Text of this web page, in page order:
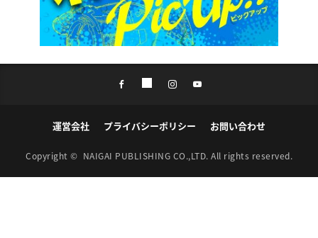
運営会社 プライバシーポリシー お問い合わせ
Copyright © NAIGAI PUBLISHING CO.,LTD. All rights reserved.